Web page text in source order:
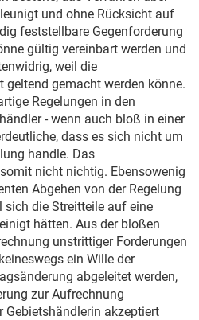
und ohne Rücksicht auf
feststellbare Gegenforderung
gültig vereinbart werden und
weil die
geltend gemacht werden könne.
Regelungen in den
- wenn auch bloß in einer
dass es sich nicht um
handle. Das
nicht nichtig. Ebensowenig
Abgehen von der Regelung
sich die Streitteile auf eine
hätten. Aus der bloßen
unstrittiger Forderungen
ein Wille der
abgeleitet werden,
zur Aufrechnung
Gebietshändlerin akzeptiert